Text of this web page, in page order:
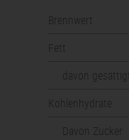
Brennwert
Fett
davon
Kohlenhydrate
Davon Zucker